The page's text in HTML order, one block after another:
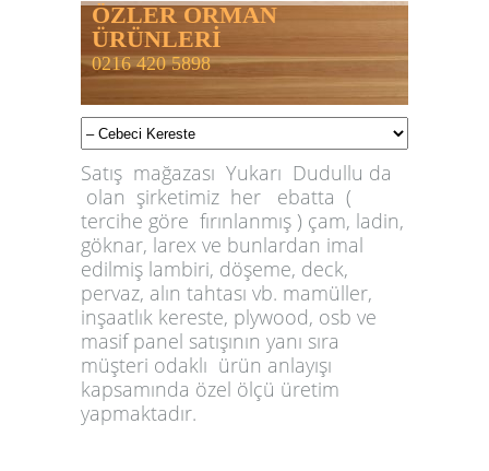
ÖZLER ORMAN
ÜRÜNLERİ
0216 420 5898
Satış mağazası Yukarı Dudullu da
olan şirketimiz her ebatta (
tercihe göre fırınlanmış ) çam, ladin,
göknar, larex ve bunlardan imal
edilmiş lambiri, döşeme, deck,
pervaz, alın tahtası vb. mamüller,
inşaatlık kereste, plywood, osb ve
masif panel satışının yanı sıra
müşteri odaklı ürün anlayışı
kapsamında özel ölçü üretim
yapmaktadır.